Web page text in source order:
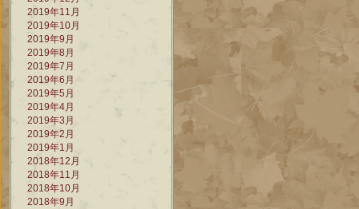
2019年11月
2019年10月
2019年9月
2019年8月
2019年7月
2019年6月
2019年5月
2019年4月
2019年3月
2019年2月
2019年1月
2018年12月
2018年11月
2018年10月
2018年9月